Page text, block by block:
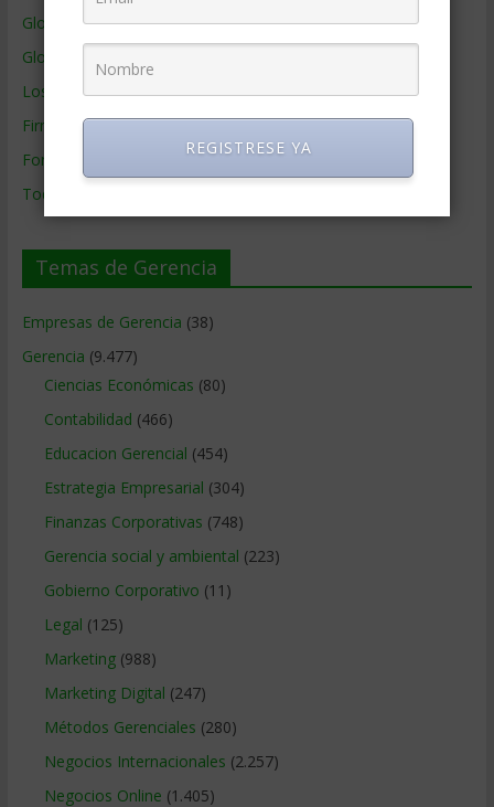
Glosario
Glosario Inglés – Español
Los mejores MBA
Firmas de Gerencia
Formación de Gerencia
Todos los Temas
Temas de Gerencia
Empresas de Gerencia (38)
Gerencia (9.477)
Ciencias Económicas (80)
Contabilidad (466)
Educacion Gerencial (454)
Estrategia Empresarial (304)
Finanzas Corporativas (748)
Gerencia social y ambiental (223)
Gobierno Corporativo (11)
Legal (125)
Marketing(988)
Marketing Digital (247)
Métodos Gerenciales (280)
Negocios Internacionales (2.257)
Negocios Online (1.405)
REGISTRESE YA